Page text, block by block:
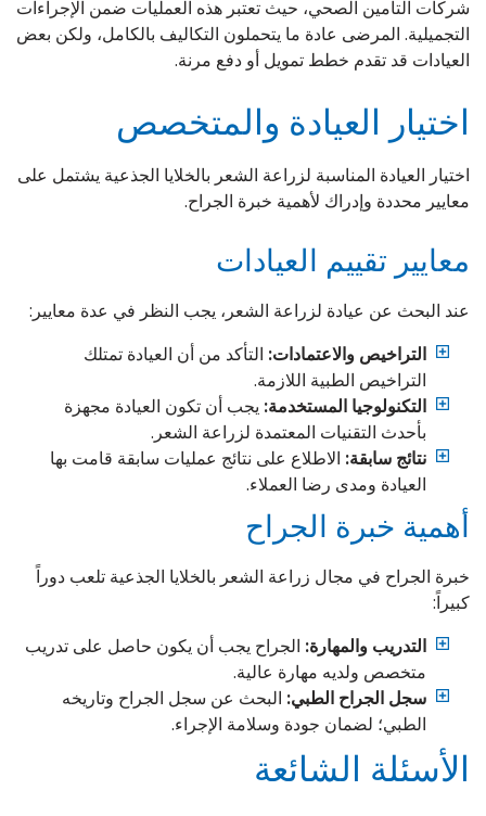
شركات التأمين الصحي، حيث تعتبر هذه العمليات ضمن الإجراءات
التجميلية. المرضى عادة ما يتحملون التكاليف بالكامل، ولكن بعض
العيادات قد تقدم خطط تمويل أو دفع مرنة.
اختيار العيادة والمتخصص
اختيار العيادة المناسبة لزراعة الشعر بالخلايا الجذعية يشتمل على
معايير محددة وإدراك لأهمية خبرة الجراح.
معايير تقييم العيادات
عند البحث عن عيادة لزراعة الشعر، يجب النظر في عدة معايير:
التراخيص والاعتمادات: التأكد من أن العيادة تمتلك
التراخيص الطبية اللازمة.
التكنولوجيا المستخدمة: يجب أن تكون العيادة مجهزة
بأحدث التقنيات المعتمدة لزراعة الشعر.
نتائج سابقة: الاطلاع على نتائج عمليات سابقة قامت بها
العيادة ومدى رضا العملاء.
أهمية خبرة الجراح
خبرة الجراح في مجال زراعة الشعر بالخلايا الجذعية تلعب دوراً
كبيراً:
التدريب والمهارة: الجراح يجب أن يكون حاصل على تدريب
متخصص ولديه مهارة عالية.
سجل الجراح الطبي: البحث عن سجل الجراح وتاريخه
الطبي؛ لضمان جودة وسلامة الإجراء.
الأسئلة الشائعة